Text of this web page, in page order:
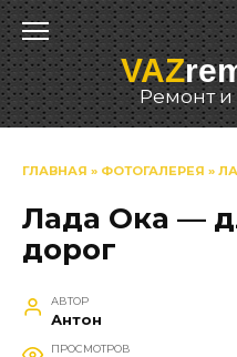
Перейти
к
содержаниюVAZ
Ремонт
ГЛАВНАЯ » ФОТОГАЛЕРЕЯ »
Лада Ока —
дорог
АВТОР
Антон
ПРОСМОТРОВ